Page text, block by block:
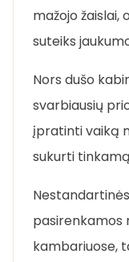
mažojo žaislai,
suteiks
Nors dušo
svarbiausių
įpratinti vaiką
sukurti
pasirenkamos
kambariuose,